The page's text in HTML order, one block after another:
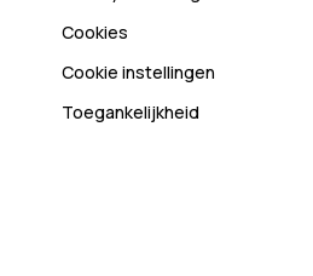
Cookies
Cookie instellingen
Toegankelijkheid